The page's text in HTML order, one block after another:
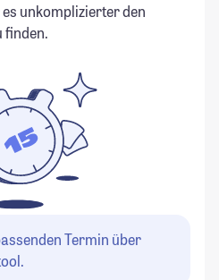
unkomplizierter den
finden.
Termin über